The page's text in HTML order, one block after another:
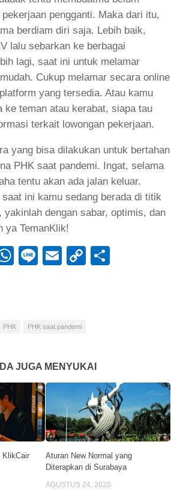
pengganti. Maka dari itu,
berdiam diri saja. Lebih baik,
lalu sebarkan ke berbagai
lagi, saat ini untuk melamar
Cukup melamar secara online
yang tersedia. Atau kamu
ke teman atau kerabat, siapa tau
terkait lowongan pekerjaan.
yang bisa dilakukan untuk bertahan
PHK saat pandemi. Ingat, selama
tentu akan ada jalan keluar.
ini kamu sedang berada di titik
yakinlah dengan sabar, optimis, dan
ya TemanKlik!
WhatsApp
LineEmailCopy
PHK PHK saat pandemi
JUGA MENYUKAI
KlikCair
Aturan New Normal yang
Diterapkan di Surabaya
AGUSTUS 24, 2020